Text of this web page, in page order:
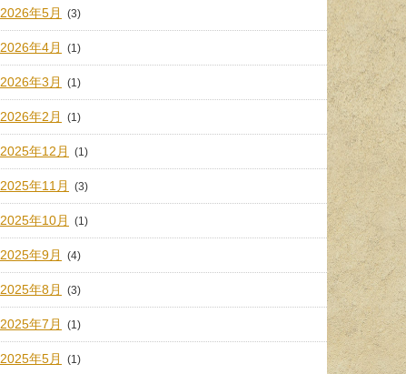
2026年5月 (3)
2026年4月 (1)
2026年3月 (1)
2026年2月 (1)
2025年12月 (1)
2025年11月 (3)
2025年10月 (1)
2025年9月 (4)
2025年8月 (3)
2025年7月 (1)
2025年5月 (1)